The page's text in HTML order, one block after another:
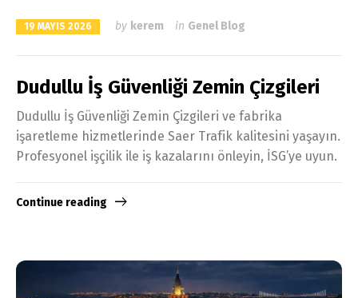
19 MAYIS 2026 by kerem in Genel Blog
Dudullu İş Güvenliği Zemin Çizgileri
Dudullu İş Güvenliği Zemin Çizgileri ve fabrika
işaretleme hizmetlerinde Saer Trafik kalitesini yaşayın.
Profesyonel işçilik ile iş kazalarını önleyin, İSG’ye uyun.
Continue reading